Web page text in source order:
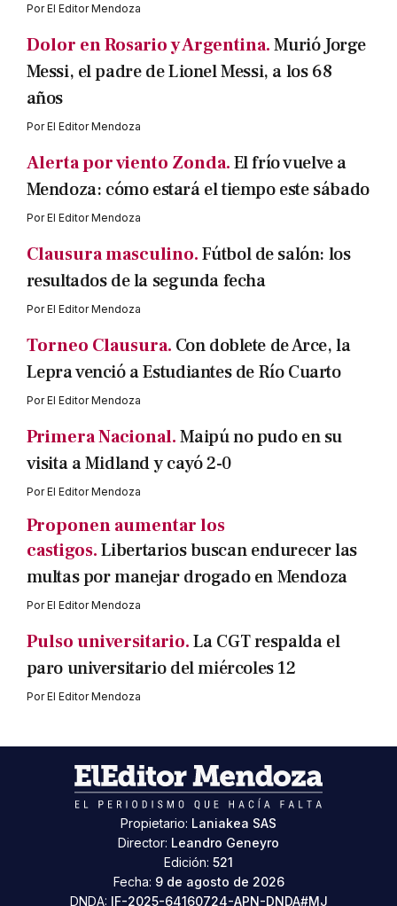
PorEl Editor Mendoza
Dolor en Rosario y Argentina.Murió Jorge
Messi, el padre de Lionel Messi, a los 68
años
PorEl Editor Mendoza
Alerta por viento Zonda.El frío vuelve a
Mendoza: cómo estará el tiempo este sábado
PorEl Editor Mendoza
Clausura masculino.Fútbol de salón: los
resultados de la segunda fecha
PorEl Editor Mendoza
Torneo Clausura. Con doblete de Arce, la
Lepra venció a Estudiantes de Río Cuarto
PorEl Editor Mendoza
Primera Nacional.Maipú no pudo en su
visita a Midland y cayó 2-0
PorEl Editor Mendoza
Proponen aumentar los
castigos.Libertarios buscan endurecer las
multas por manejar drogado en Mendoza
PorEl Editor Mendoza
Pulso universitario.La CGT respalda el
paro universitario del miércoles 12
PorEl Editor Mendoza
Propietario: Laniakea SAS
Director: Leandro Geneyro
Edición: 521
Fecha: 9 de agosto de 2026
DNDA: IF-2025-64160724-APN-DNDA#MJ